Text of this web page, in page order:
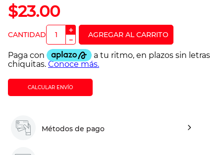
$23.00
＋
－
CALCULAR ENVÍO
Métodos de pago